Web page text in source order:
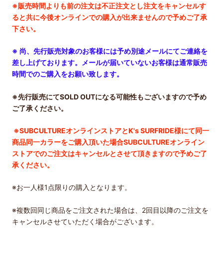
※販売時間よりも前の注文は不正注文とし注文をキャンセルす
ると共に今後オンラインでの購入が出来ませんので予めご了承
下さい。
※ 尚、先行販売対象のお客様には予め別途メールにてご連絡を
差し上げております。メールが届いていないお客様は通常販売
時間でのご購入をお願い致します。
※先行販売にてSOLD OUTになる可能性もございますので予め
ご了承ください。
※SUBCULTUREオンラインストアとK's SURFRIDE様にて同一
商品同一カラーをご購入頂いた場合SUBCULTUREオンライン
ストアでのご注文はキャンセルとさせて頂きますので予めご了
承ください。
※お一人様1 点限りの購入となります。
※複数回同じ商品をご注文された場合は、2回目以降のご注文を
キャンセルさせていただく場合がございます。